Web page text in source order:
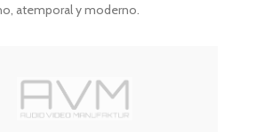
atemporal y moderno.